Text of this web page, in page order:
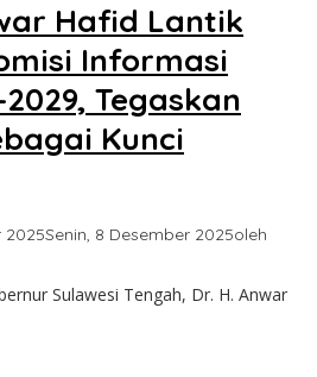
Hafid Lantik
Informasi
Tegaskan
Kunci
2025Senin, 8 Desember 2025oleh
Sulawesi Tengah, Dr. H. Anwar